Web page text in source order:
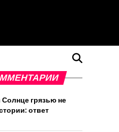
Солнце грязью не
ответ